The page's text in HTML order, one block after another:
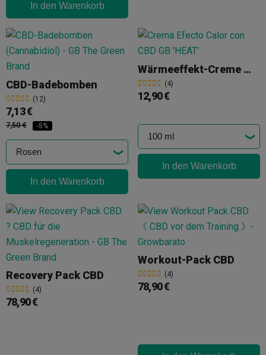
In den Warenkorb
CBD-Badebomben
(12)
7,13 €
7,50 € -5%
In den Warenkorb
Wärmeeffekt-Creme Mit CBD GB HEAT
(4)
12,90 €
In den Warenkorb
Recovery Pack CBD
(4)
78,90 €
Workout-Pack CBD
(4)
78,90 €